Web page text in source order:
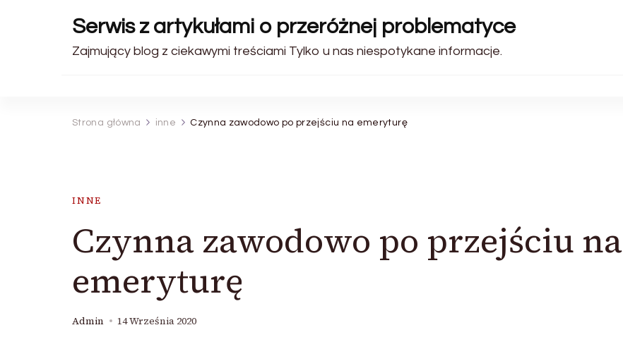
Serwis z artykułami o przeróżnej problematyce
Zajmujący blog z ciekawymi treściami Tylko u nas niespotykane informacje.
Strona główna inne Czynna zawodowo po przejściu na emeryturę
INNE
Czynna zawodowo po przejściu na
emeryturę
Admin 14 Września 2020